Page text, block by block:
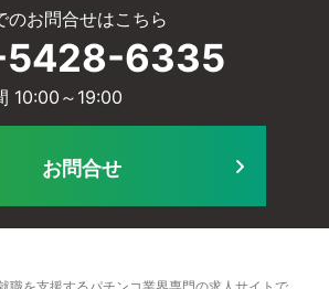
のお問合せはこちら
6335
10:00～19:00
お問合せ